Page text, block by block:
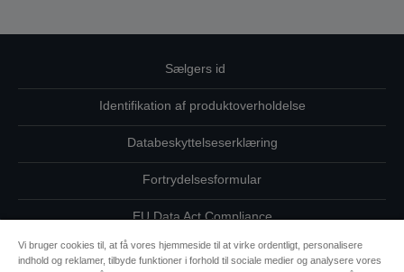
Sælgers id
Identifikation af produktoverholdelse
Databeskyttelseserklæring
Fortrydelsesformular
EU Data Act Compliance
Kontakt os vedrørende dine data
Vi bruger cookies til, at få vores hjemmeside til at virke ordentligt, personalisere
indhold og reklamer, tilbyde funktioner i forhold til sociale medier og analysere vores